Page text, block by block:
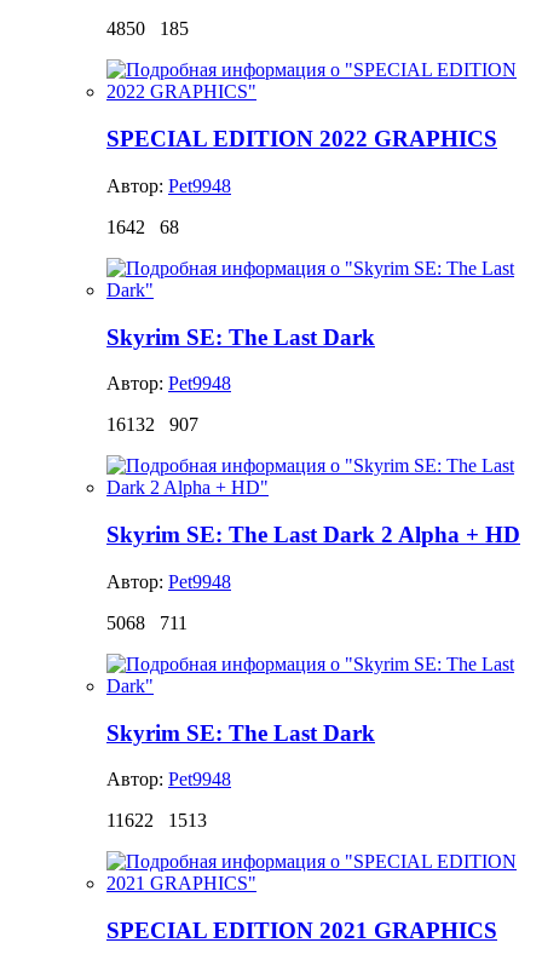
4850
185
SPECIAL EDITION 2022 GRAPHICS
Автор: Pet9948
1642
68
Skyrim SE: The Last Dark
Автор: Pet9948
16132
907
Skyrim SE: The Last Dark 2 Alpha + HD
Автор: Pet9948
5068
711
Skyrim SE: The Last Dark
Автор: Pet9948
11622
1513
SPECIAL EDITION 2021 GRAPHICS